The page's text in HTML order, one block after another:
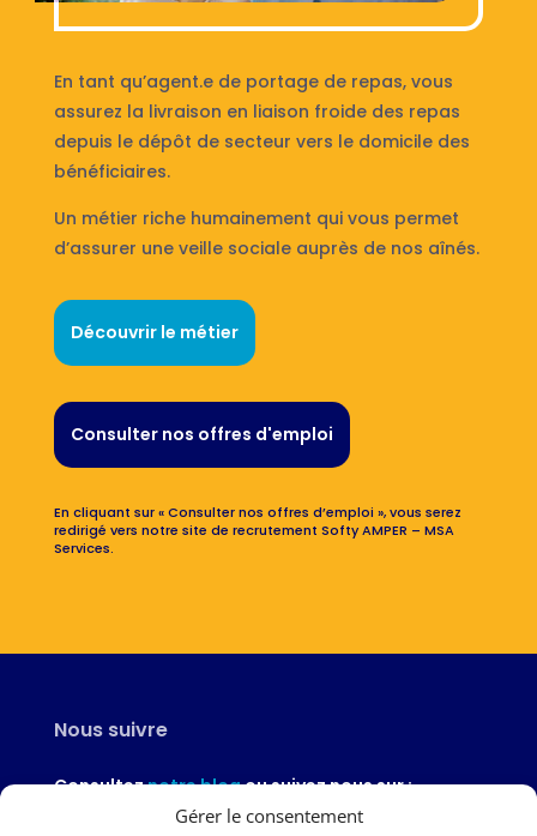
Gérer le consentement
En tant qu’agent.e de portage de repas, vous
assurez la livraison en liaison froide des repas
depuis le dépôt de secteur vers le domicile des
bénéficiaires.
Un métier riche humainement qui vous permet
d’assurer une veille sociale auprès de nos aînés.
Découvrir le métier
Consulter nos offres d'emploi
En cliquant sur « Consulter nos offres d’emploi », vous serez
redirigé vers notre site de recrutement Softy AMPER – MSA
Services.
Nous suivre
Consulteznotre blogou suivez nous sur :